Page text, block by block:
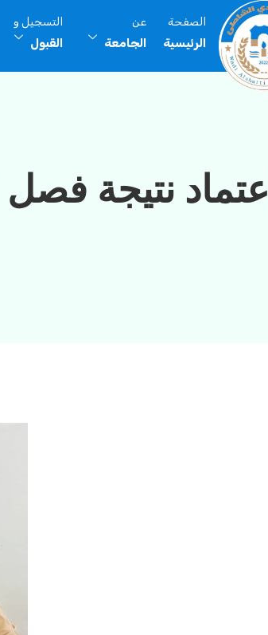
الصفحة
الرئيسية
عن
الجامعة
التسجيل و
القبول
إعتماد نتيجة فصل الخريف 2023-